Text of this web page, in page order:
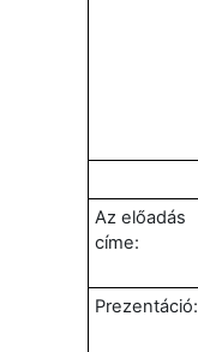
Az előadás
címe:
Prezentáció: